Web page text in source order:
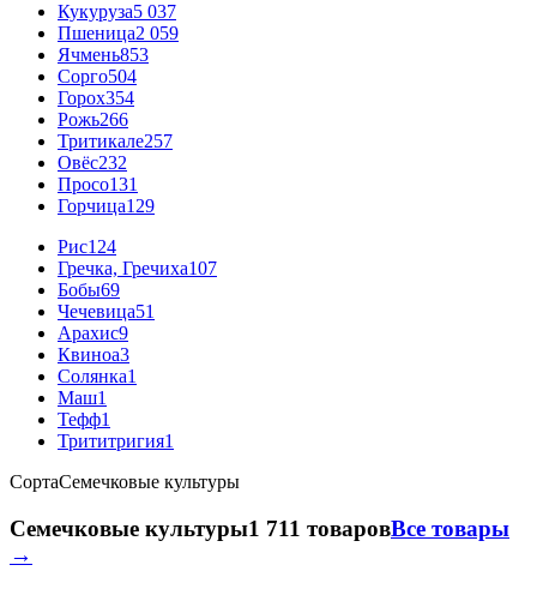
Кукуруза5 037
Пшеница2 059
Ячмень853
Сорго504
Горох354
Рожь266
Тритикале257
Овёс232
Просо131
Горчица129
Рис124
Гречка, Гречиха107
Бобы69
Чечевица51
Арахис9
Квиноа3
Солянка1
Маш1
Тефф1
Трититригия1
СортаСемечковые культуры
Семечковые культуры1 711 товаровВсе товары
→